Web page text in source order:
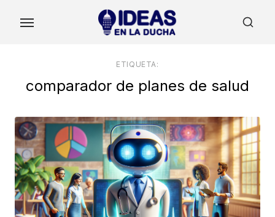
ETIQUETA:
comparador de planes de salud